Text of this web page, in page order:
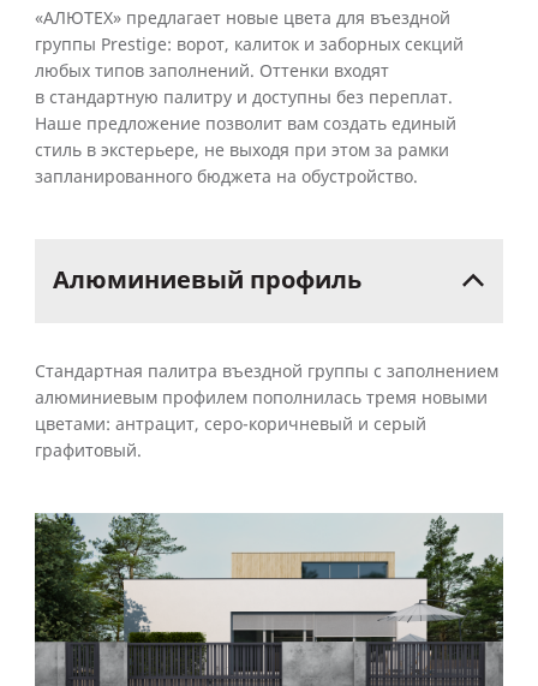
«АЛЮТЕХ» предлагает новые цвета для въездной
группы Prestige: ворот, калиток и заборных секций
любых типов заполнений. Оттенки входят
в стандартную палитру и доступны без переплат.
Наше предложение позволит вам создать единый
стиль в экстерьере, не выходя при этом за рамки
запланированного бюджета на обустройство.
Алюминиевый профиль
Стандартная палитра въездной группы с заполнением
алюминиевым профилем пополнилась тремя новыми
цветами: антрацит, серо-коричневый и серый
графитовый.